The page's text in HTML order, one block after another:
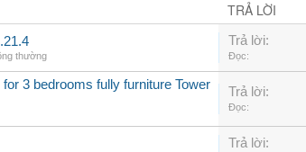
TRẢ LỜI
thường
Trả lời:
Đọc:
3 bedrooms fully furniture Tower
Trả lời:
Đọc:
Trả lời: